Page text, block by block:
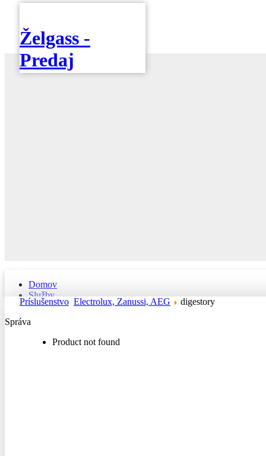
Želgass -
Predaj
Domov
Služby
Objednávka
Príslušenstvo Electrolux, Zanussi, AEG
digestory
Správa
Product not found